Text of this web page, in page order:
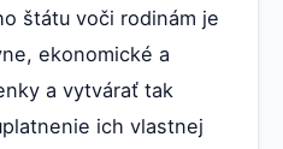
štátu voči rodinám je
ekonomické a
a vytvárať tak
ich vlastnej